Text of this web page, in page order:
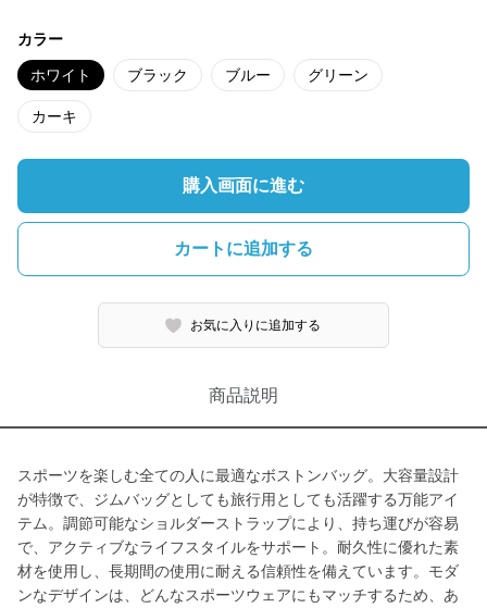
カラー
ホワイト ブラック ブルー グリーン
カーキ
購入画面に進む
カートに追加する
お気に入りに追加する
商品説明
スポーツを楽しむ全ての人に最適なボストンバッグ。大容量設計
が特徴で、ジムバッグとしても旅行用としても活躍する万能アイ
テム。調節可能なショルダーストラップにより、持ち運びが容易
で、アクティブなライフスタイルをサポート。耐久性に優れた素
材を使用し、長期間の使用に耐える信頼性を備えています。モダ
ンなデザインは、どんなスポーツウェアにもマッチするため、あ